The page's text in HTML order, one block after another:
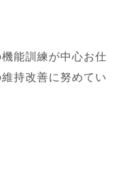
能訓練が中心お仕
持改善に努めてい